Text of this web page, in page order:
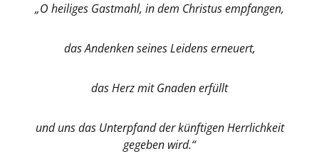
„O heiliges Gastmahl, in dem Christus empfangen,
das Andenken seines Leidens erneuert,
das Herz mit Gnaden erfüllt
und uns das Unterpfand der künftigen Herrlichkeit
gegeben wird.“